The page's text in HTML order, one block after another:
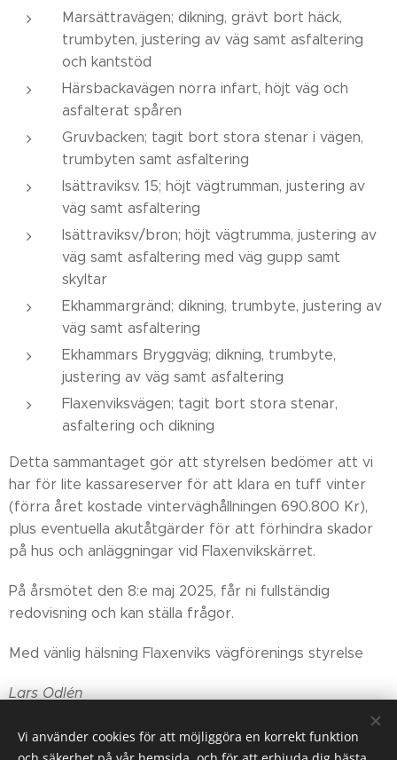
Marsättravägen; dikning, grävt bort häck,
trumbyten, justering av väg samt asfaltering
och kantstöd
Härsbackavägen norra infart, höjt väg och
asfalterat spåren
Gruvbacken; tagit bort stora stenar i vägen,
trumbyten samt asfaltering
Isättraviksv. 15; höjt vägtrumman, justering av
väg samt asfaltering
Isättraviksv/bron; höjt vägtrumma, justering av
väg samt asfaltering med väg gupp samt
skyltar
Ekhammargränd; dikning, trumbyte, justering av
väg samt asfaltering
Ekhammars Bryggväg; dikning, trumbyte,
justering av väg samt asfaltering
Flaxenviksvägen; tagit bort stora stenar,
asfaltering och dikning
Detta sammantaget gör att styrelsen bedömer att vi
har för lite kassareserver för att klara en tuff vinter
(förra året kostade vinterväghållningen 690.800 Kr),
plus eventuella akutåtgärder för att förhindra skador
på hus och anläggningar vid Flaxenvikskärret.
På årsmötet den 8:e maj 2025, får ni fullständig
redovisning och kan ställa frågor.
Med vänlig hälsning Flaxenviks vägförenings styrelse
Lars Odlén
Vi använder cookies för att möjliggöra en korrekt funktion